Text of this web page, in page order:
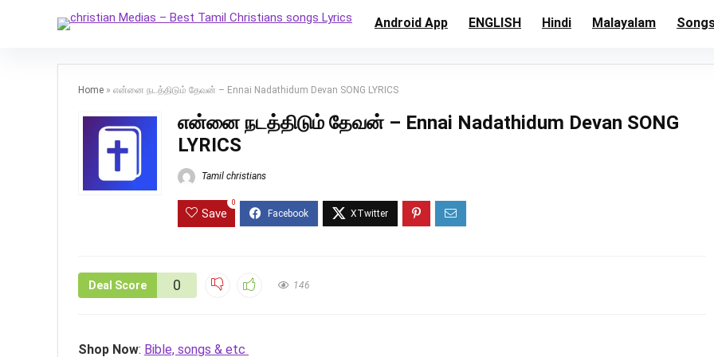
Android App ENGLISH Hindi Malayalam
Home » என்னை நடத்திடும் தேவன் – Ennai Nadathidum Devan SONG LYRICS
என்னை நடத்திடும் தேவன் – Ennai Nadathidum Devan SONG
LYRICS
Tamil christians
Save
0
Deal Score 0 146
Shop Now: Bible, songs & etc